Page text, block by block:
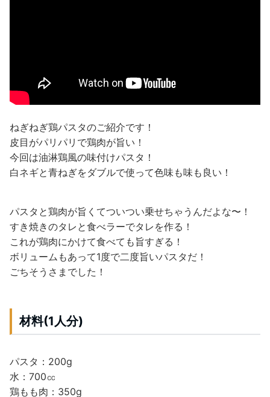
ねぎねぎ鶏パスタのご紹介です！
皮目がパリパリで鶏肉が旨い！
今回は油淋鶏風の味付けパスタ！
白ネギと青ねぎをダブルで使って色味も味も良い！
パスタと鶏肉が旨くてついつい乗せちゃうんだよな〜！
すき焼きのタレと食べラーでタレを作る！
これが鶏肉にかけて食べても旨すぎる！
ボリュームもあって1度で二度旨いパスタだ！
ごちそうさまでした！
材料(1人分)
パスタ：200g
水：700㏄
鶏もも肉：350g